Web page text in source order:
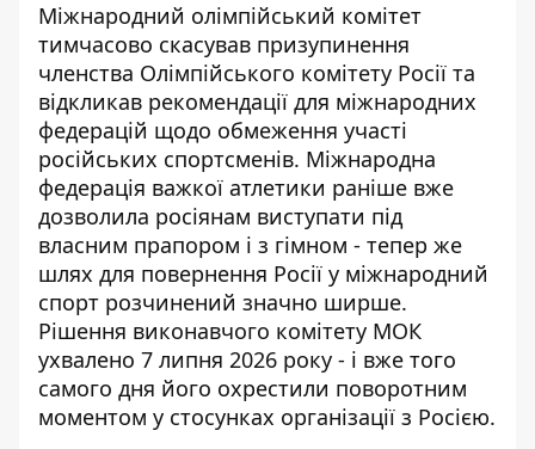
Міжнародний олімпійський комітет
тимчасово скасував призупинення
членства Олімпійського комітету Росії та
відкликав рекомендації для міжнародних
федерацій щодо обмеження участі
російських спортсменів. Міжнародна
федерація важкої атлетики раніше вже
дозволила росіянам виступати під
власним прапором і з гімном - тепер же
шлях для повернення Росії у міжнародний
спорт розчинений значно ширше.
Рішення виконавчого комітету МОК
ухвалено 7 липня 2026 року - і вже того
самого дня його охрестили поворотним
моментом у стосунках організації з Росією.